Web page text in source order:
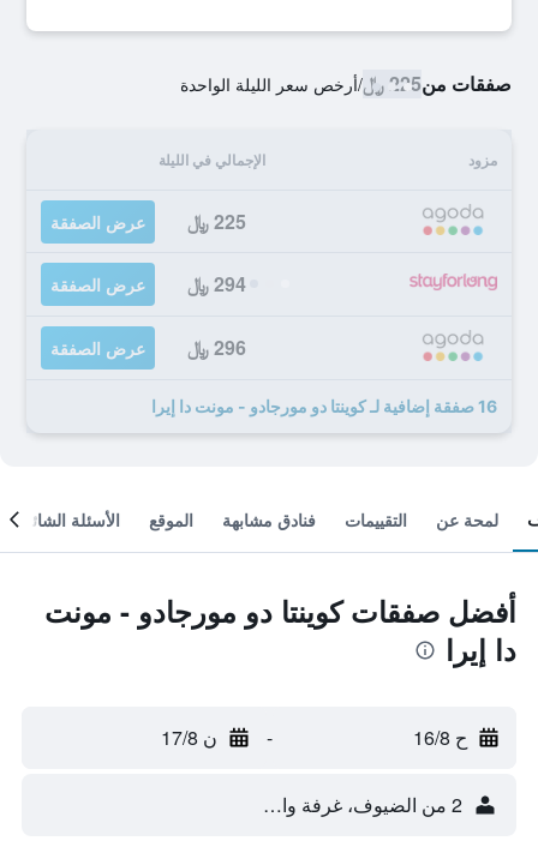
صفقات من225 ﷼ /أرخص سعر الليلة الواحدة
مزود الإجمالي في الليلة
225 ﷼ عرض الصفقة
294 ﷼ عرض الصفقة
296 ﷼ عرض الصفقة
16 صفقة إضافية لـ كوينتا دو مورجادو - مونت دا إيرا
لمحة عن التقييمات فنادق مشابهة الموقع الأسئلة الشائعة
أفضل صفقات كوينتا دو مورجادو - مونت
دا إيرا
ح 16/8 - ن 17/8
2 من الضيوف، غرفة واحدة